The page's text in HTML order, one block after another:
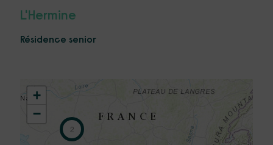
L'Hermine
Résidence senior
2
+
−